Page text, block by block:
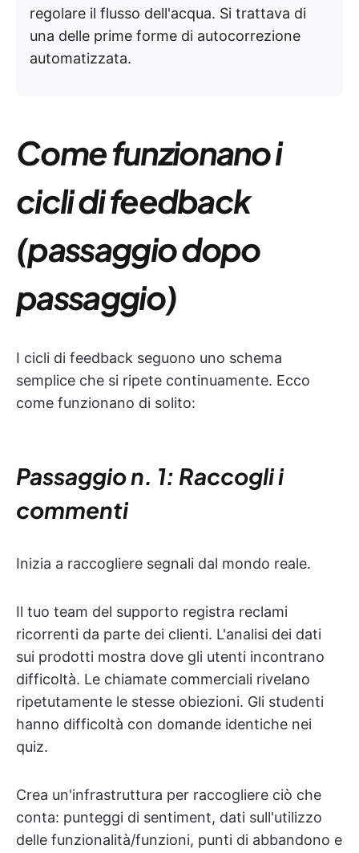
regolare il flusso dell'acqua. Si trattava di
una delle prime forme di autocorrezione
automatizzata.
Come funzionano i
cicli di feedback
(passaggio dopo
passaggio)
I cicli di feedback seguono uno schema
semplice che si ripete continuamente. Ecco
come funzionano di solito:
Passaggio n. 1: Raccogli i
commenti
Inizia a raccogliere segnali dal mondo reale.
Il tuo team del supporto registra reclami
ricorrenti da parte dei clienti. L'analisi dei dati
sui prodotti mostra dove gli utenti incontrano
difficoltà. Le chiamate commerciali rivelano
ripetutamente le stesse obiezioni. Gli studenti
hanno difficoltà con domande identiche nei
quiz.
Crea un'infrastruttura per raccogliere ciò che
conta: punteggi di sentiment, dati sull'utilizzo
delle funzionalità/funzioni, punti di abbandono e